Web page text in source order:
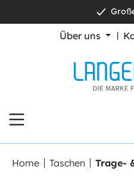
Über uns
Home Taschen Trage-